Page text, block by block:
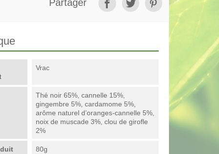
Partager
Vrac
Thé noir 65%, cannelle 15%,
gingembre 5%, cardamome 5%,
arôme naturel d’oranges-cannelle 5%,
noix de muscade 3%, clou de girofle
2%
80g